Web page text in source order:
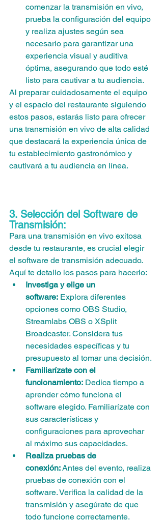
comenzar la transmisión en vivo,
prueba la configuración del equipo
y realiza ajustes según sea
necesario para garantizar una
experiencia visual y auditiva
óptima, asegurando que todo esté
listo para cautivar a tu audiencia.
Al preparar cuidadosamente el equipo
y el espacio del restaurante siguiendo
estos pasos, estarás listo para ofrecer
una transmisión en vivo de alta calidad
que destacará la experiencia única de
tu establecimiento gastronómico y
cautivará a tu audiencia en línea.
3. Selección del Software de
Transmisión:
Para una transmisión en vivo exitosa
desde tu restaurante, es crucial elegir
el software de transmisión adecuado.
Aquí te detallo los pasos para hacerlo:
Investiga y elige un
software: Explora diferentes
opciones como OBS Studio,
Streamlabs OBS o XSplit
Broadcaster. Considera tus
necesidades específicas y tu
presupuesto al tomar una decisión.
Familiarízate con el
funcionamiento: Dedica tiempo a
aprender cómo funciona el
software elegido. Familiarízate con
sus características y
configuraciones para aprovechar
al máximo sus capacidades.
Realiza pruebas de
conexión: Antes del evento, realiza
pruebas de conexión con el
software. Verifica la calidad de la
transmisión y asegúrate de que
todo funcione correctamente.